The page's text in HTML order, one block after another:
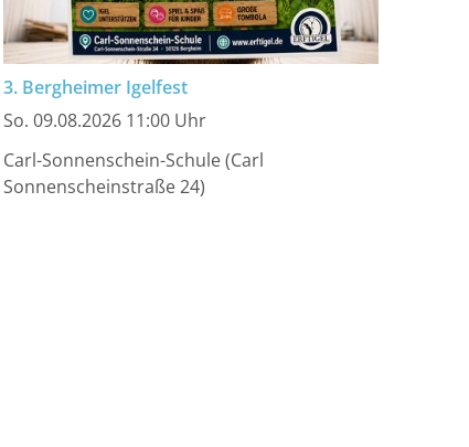
3. Bergheimer Igelfest
So. 09.08.2026 11:00 Uhr
Carl-Sonnenschein-Schule (Carl
Sonnenscheinstraße 24)